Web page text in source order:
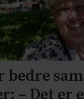
bedre
– Det er